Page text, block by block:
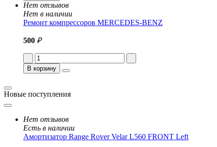
Нет отзывов
Нет в наличии
Ремонт компрессоров MERCEDES-BENZ
500 ₽
В корзину
Новые поступления
Нет отзывов
Есть в наличии
Амортизатор Range Rover Velar L560 FRONT Left